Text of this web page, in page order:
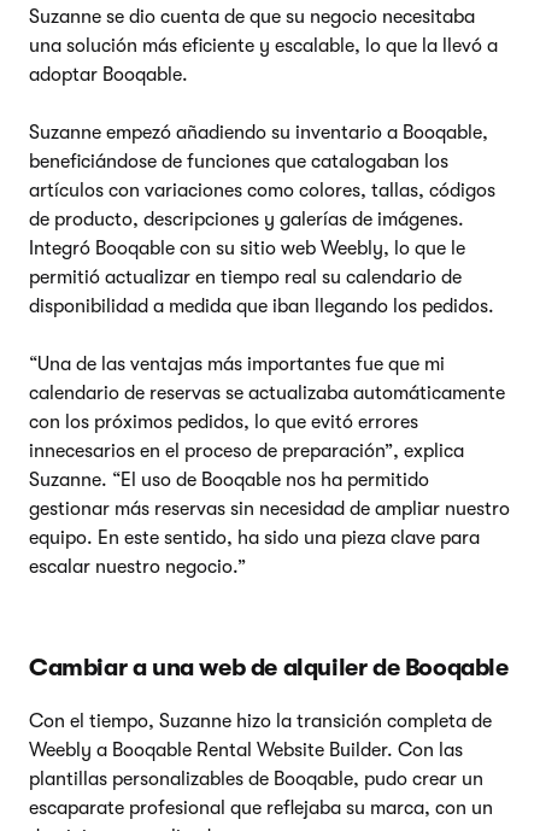
Suzanne se dio cuenta de que su negocio necesitaba
una solución más eficiente y escalable, lo que la llevó a
adoptar Booqable.
Suzanne empezó añadiendo su inventario a Booqable,
beneficiándose de funciones que catalogaban los
artículos con variaciones como colores, tallas, códigos
de producto, descripciones y galerías de imágenes.
Integró Booqable con su sitio web Weebly, lo que le
permitió actualizar en tiempo real su calendario de
disponibilidad a medida que iban llegando los pedidos.
“Una de las ventajas más importantes fue que mi
calendario de reservas se actualizaba automáticamente
con los próximos pedidos, lo que evitó errores
innecesarios en el proceso de preparación”, explica
Suzanne. “El uso de Booqable nos ha permitido
gestionar más reservas sin necesidad de ampliar nuestro
equipo. En este sentido, ha sido una pieza clave para
escalar nuestro negocio.”
Cambiar a una web de alquiler de Booqable
Con el tiempo, Suzanne hizo la transición completa de
Weebly a Booqable Rental Website Builder. Con las
plantillas personalizables de Booqable, pudo crear un
escaparate profesional que reflejaba su marca, con un